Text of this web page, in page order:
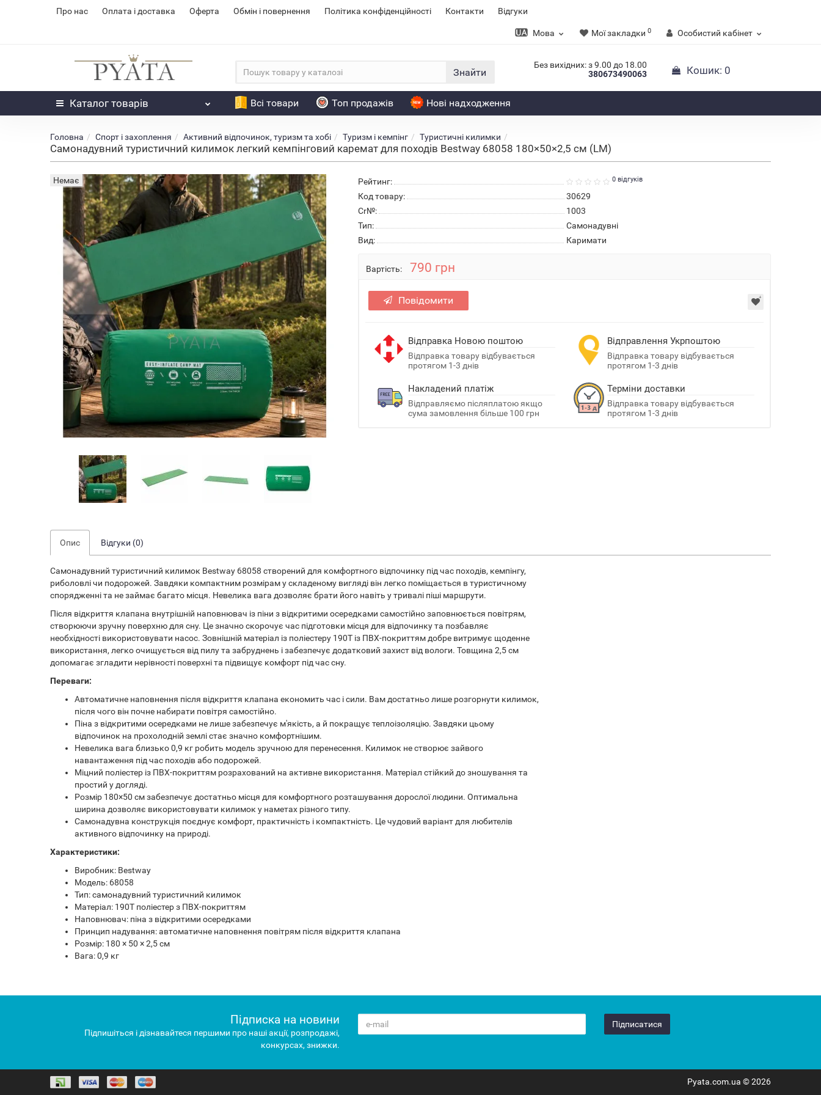
Про нас Оплата і доставка Оферта Обмін і повернення Політика конфіденційності Контакти Відгуки
Мова Мої закладки 0 Особистий кабінет
Знайти
Без вихідних: з 9.00 до 18.00
380673490063
Кошик: 0
Каталог товарів Всі товари Топ продажів Нові надходження
Головна Спорт і захоплення Активний відпочинок, туризм та хобі Туризм і кемпінг Туристичні килимки
Самонадувний туристичний килимок легкий кемпінговий каремат для походів Bestway 68058 180×50×2,5 см (LM)
Немає Рейтинг: 0 відгуків
Код товару:
30629
Cr№:
1003
Тип:
Самонадувні
Вид:
Каримати
Вартість: 790 грн
Повідомити
Відправка Новою поштою
Відправка товару відбувається
протягом 1-3 днів
Відправлення Укрпоштою
Відправка товару відбувається
протягом 1-3 днів
Накладений платіж
Відправляємо післяплатою якщо
сума замовлення більше 100 грн
Терміни доставки
Відправка товару відбувається
протягом 1-3 днів
Опис Відгуки (0)
Самонадувний туристичний килимок Bestway 68058 створений для комфортного відпочинку під час походів, кемпінгу,
риболовлі чи подорожей. Завдяки компактним розмірам у складеному вигляді він легко поміщається в туристичному
спорядженні та не займає багато місця. Невелика вага дозволяє брати його навіть у тривалі піші маршрути.
Після відкриття клапана внутрішній наповнювач із піни з відкритими осередками самостійно заповнюється повітрям,
створюючи зручну поверхню для сну. Це значно скорочує час підготовки місця для відпочинку та позбавляє
необхідності використовувати насос. Зовнішній матеріал із поліестеру 190T із ПВХ-покриттям добре витримує щоденне
використання, легко очищується від пилу та забруднень і забезпечує додатковий захист від вологи. Товщина 2,5 см
допомагає згладити нерівності поверхні та підвищує комфорт під час сну.
Переваги:
Автоматичне наповнення після відкриття клапана економить час і сили. Вам достатньо лише розгорнути килимок,
після чого він почне набирати повітря самостійно.
Піна з відкритими осередками не лише забезпечує м'якість, а й покращує теплоізоляцію. Завдяки цьому
відпочинок на прохолодній землі стає значно комфортнішим.
Невелика вага близько 0,9 кг робить модель зручною для перенесення. Килимок не створює зайвого
навантаження під час походів або подорожей.
Міцний поліестер із ПВХ-покриттям розрахований на активне використання. Матеріал стійкий до зношування та
простий у догляді.
Розмір 180×50 см забезпечує достатньо місця для комфортного розташування дорослої людини. Оптимальна
ширина дозволяє використовувати килимок у наметах різного типу.
Самонадувна конструкція поєднує комфорт, практичність і компактність. Це чудовий варіант для любителів
активного відпочинку на природі.
Характеристики:
Виробник: Bestway
Модель: 68058
Тип: самонадувний туристичний килимок
Матеріал: 190T поліестер з ПВХ-покриттям
Наповнювач: піна з відкритими осередками
Принцип надування: автоматичне наповнення повітрям після відкриття клапана
Розмір: 180 × 50 × 2,5 см
Вага: 0,9 кг
Підписка на новини
Підпишіться і дізнавайтеся першими про наші акції, розпродажі,
конкурсах, знижки.
Підписатися
Pyata.com.ua © 2026